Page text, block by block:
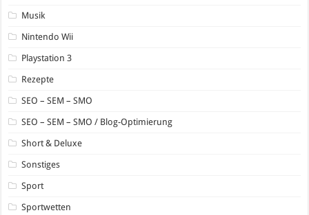
Musik
Nintendo Wii
Playstation 3
Rezepte
SEO – SEM – SMO
SEO – SEM – SMO / Blog-Optimierung
Short & Deluxe
Sonstiges
Sport
Sportwetten